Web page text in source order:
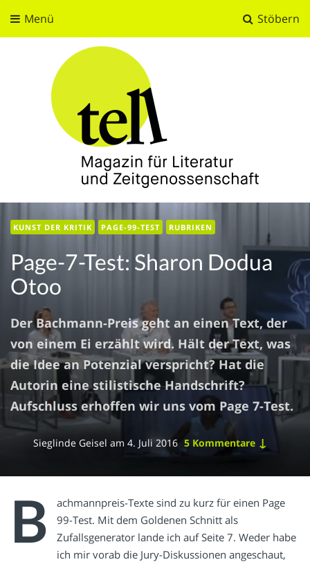
Stöbern
Menü
tell
Magazin für Literatur und Zeitgenossenschaft
KUNST DER KRITIK PAGE-99-TEST RUBRIKEN
Page-7-Test: Sharon Dodua
Otoo
Der Bachmann-Preis geht an einen Text, der
von einem Ei erzählt wird. Hält der Text, was
die Idee an Potenzial verspricht? Hat die
Autorin eine stilistische Handschrift?
Aufschluss erhoffen wir uns vom Page 7-Test.
Sieglinde Geisel am 4. Juli 2016 5 Kommentare ↓
B
achmannpreis-Texte sind zu kurz für einen Page
99-Test. Mit dem Goldenen Schnitt als
Zufallsgenerator lande ich auf Seite 7. Weder habe
ich mir vorab die Jury-Diskussionen angeschaut,